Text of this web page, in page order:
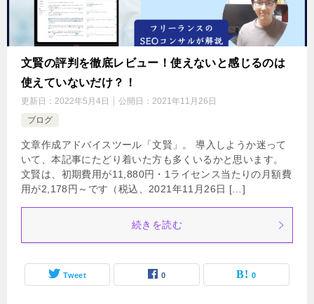
文賢の評判を徹底レビュー！使えないと感じるのは
使えていないだけ？！
更新日： 2022年5月4日 公開日： 2021年11月26日
ブログ
文章作成アドバイスツール「文賢」。 導入しようか迷って
いて、本記事にたどり着いた方も多くいるかと思います。
文賢は、初期費用が11,880円・1ライセンス当たりの月額費
用が2,178円～です（税込、2021年11月26日 […]
続きを読む
Tweet 0 0